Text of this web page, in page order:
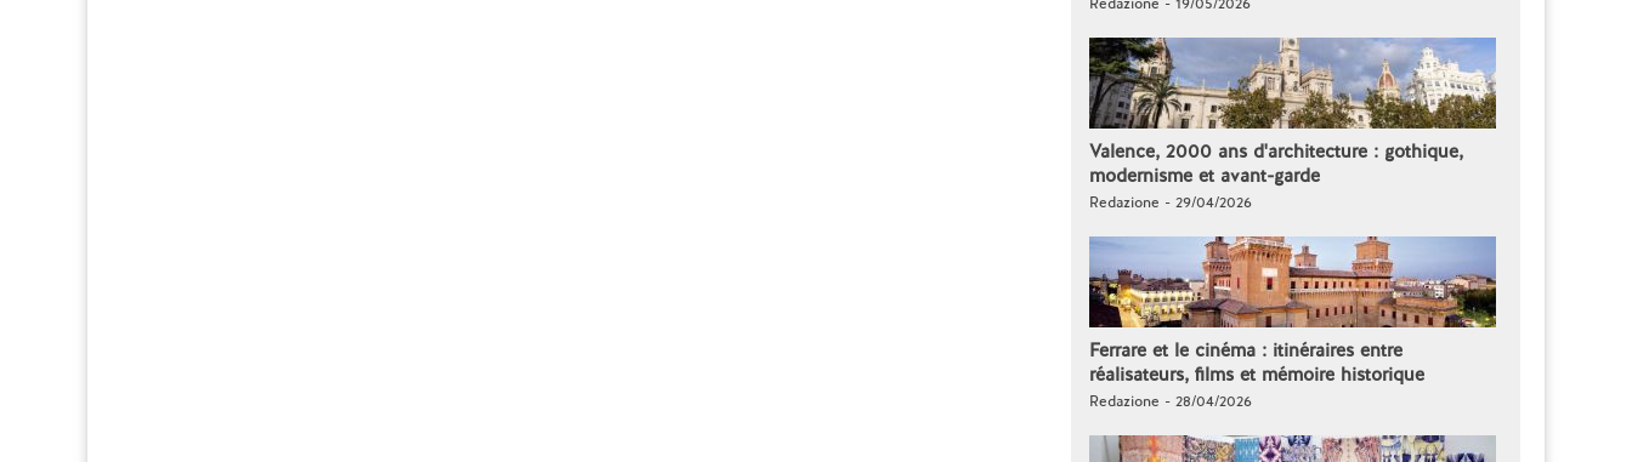
Redazione - 19/05/2026
Valence, 2000 ans d'architecture : gothique,
modernisme et avant-garde
Redazione - 29/04/2026
Ferrare et le cinéma : itinéraires entre
réalisateurs, films et mémoire historique
Redazione - 28/04/2026